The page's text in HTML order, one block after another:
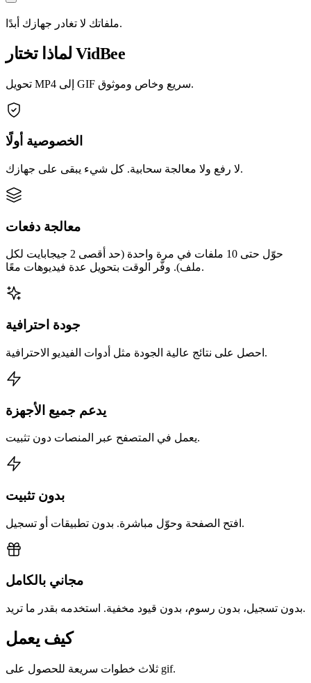
ملفاتك لا تغادر جهازك أبدًا.
لماذا تختار VidBee
تحويل MP4 إلى GIF سريع وخاص وموثوق.
الخصوصية أولًا
لا رفع ولا معالجة سحابية. كل شيء يبقى على جهازك.
معالجة دفعات
حوّل حتى 10 ملفات في مرة واحدة (حد أقصى 2 جيجابايت لكل
ملف). وفّر الوقت بتحويل عدة فيديوهات معًا.
جودة احترافية
احصل على نتائج عالية الجودة مثل أدوات الفيديو الاحترافية.
يدعم جميع الأجهزة
يعمل في المتصفح عبر المنصات دون تثبيت.
بدون تثبيت
افتح الصفحة وحوّل مباشرة. بدون تطبيقات أو تسجيل.
مجاني بالكامل
بدون تسجيل، بدون رسوم، بدون قيود مخفية. استخدمه بقدر ما تريد.
كيف يعمل
ثلاث خطوات سريعة للحصول على gif.